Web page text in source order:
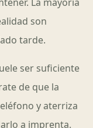
son
tarde.
ser suficiente
de que la
y aterriza
a imprenta.